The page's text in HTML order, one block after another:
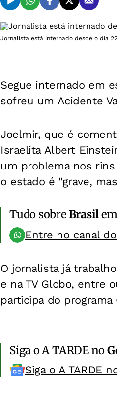
Jornalista está internado desde o dia
Segue internado em
sofreu um Acidente
Joelmir, que é
Israelita Albert
um problema nos
o estado é "grave,
Tudo sobreBrasil
Entre no canal
O jornalista já
e na TV Globo, entre
participa do programa
Siga o A TARDE no
Siga o A TARDE